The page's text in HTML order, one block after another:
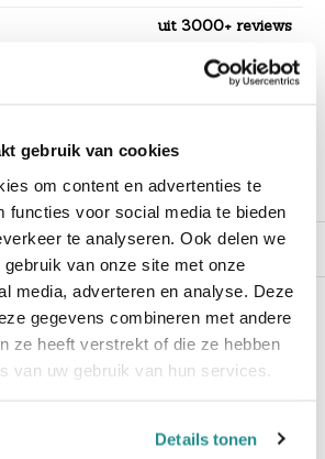
gebruik van cookies
om content en advertenties te
functies voor social media te bieden
te analyseren. Ook delen we
van onze site met onze
media, adverteren en analyse. Deze
gegevens combineren met andere
ze heeft verstrekt of die ze hebben
van uw gebruik van hun services.
Details tonen
uit 3000+ reviews